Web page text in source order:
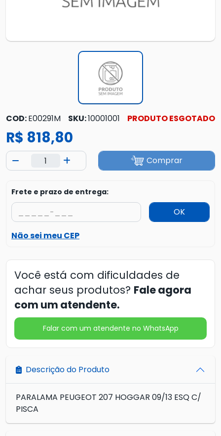
COD:E00291M SKU:10001001 PRODUTO ESGOTADO
R$ 818,80
Comprar
Frete e prazo de entrega:
OK
Não sei meu CEP
Você está com dificuldades de
achar seus produtos? Fale agora
com um atendente.
Falar com um atendente no WhatsApp
Descrição do Produto
PARALAMA PEUGEOT 207 HOGGAR 09/13 ESQ C/
PISCA